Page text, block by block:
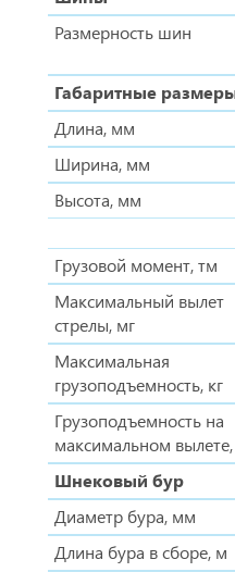
Размерность шин
Габаритные
Длина, мм
Ширина, мм
Высота, мм
Грузовой момент, тм
Максимальный вылет
стрелы, мг
Максимальная
грузоподъемность, кг
Грузоподъемность на
максимальном вылете,
Шнековый бур
Диаметр бура, мм
Длина бура в сборе, м